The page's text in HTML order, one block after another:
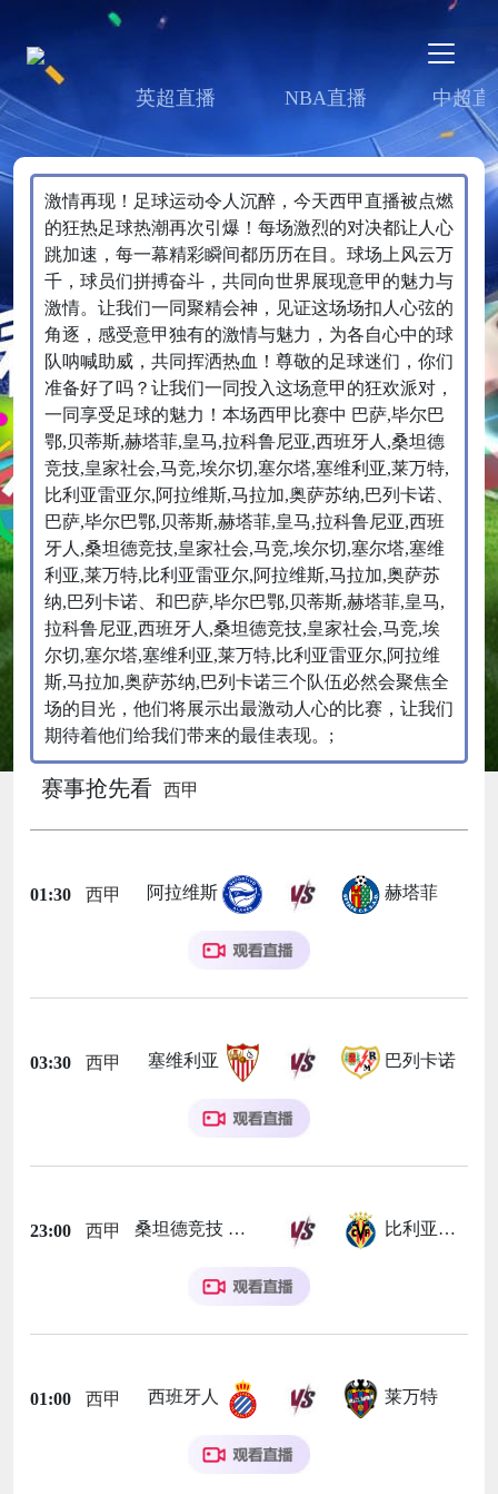
英超直播 NBA直播 中超直
激情再现！足球运动令人沉醉，今天西甲直播被点燃
的狂热足球热潮再次引爆！每场激烈的对决都让人心
跳加速，每一幕精彩瞬间都历历在目。球场上风云万
千，球员们拼搏奋斗，共同向世界展现意甲的魅力与
激情。让我们一同聚精会神，见证这场场扣人心弦的
角逐，感受意甲独有的激情与魅力，为各自心中的球
队呐喊助威，共同挥洒热血！尊敬的足球迷们，你们
准备好了吗？让我们一同投入这场意甲的狂欢派对，
一同享受足球的魅力！本场西甲比赛中 巴萨,毕尔巴
鄂,贝蒂斯,赫塔菲,皇马,拉科鲁尼亚,西班牙人,桑坦德
竞技,皇家社会,马竞,埃尔切,塞尔塔,塞维利亚,莱万特,
比利亚雷亚尔,阿拉维斯,马拉加,奥萨苏纳,巴列卡诺、
巴萨,毕尔巴鄂,贝蒂斯,赫塔菲,皇马,拉科鲁尼亚,西班
牙人,桑坦德竞技,皇家社会,马竞,埃尔切,塞尔塔,塞维
利亚,莱万特,比利亚雷亚尔,阿拉维斯,马拉加,奥萨苏
纳,巴列卡诺、和巴萨,毕尔巴鄂,贝蒂斯,赫塔菲,皇马,
拉科鲁尼亚,西班牙人,桑坦德竞技,皇家社会,马竞,埃
尔切,塞尔塔,塞维利亚,莱万特,比利亚雷亚尔,阿拉维
斯,马拉加,奥萨苏纳,巴列卡诺三个队伍必然会聚焦全
场的目光，他们将展示出最激动人心的比赛，让我们
期待着他们给我们带来的最佳表现。;
赛事抢先看 西甲
01:30 西甲 阿拉维斯 赫塔菲
03:30 西甲 塞维利亚 巴列卡诺
23:00 西甲 桑坦德竞技 比利亚雷亚尔
01:00 西甲 西班牙人 莱万特